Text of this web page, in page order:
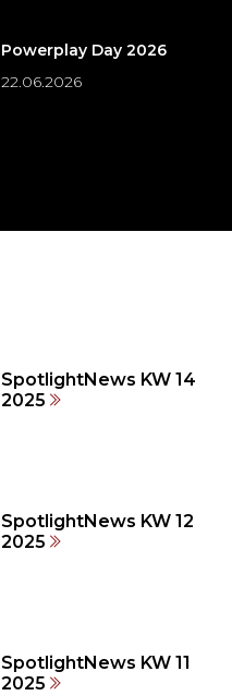
Powerplay Day 2026
22.06.2026
SpotlightNews KW 14
2025
SpotlightNews KW 12
2025
SpotlightNews KW 11
2025